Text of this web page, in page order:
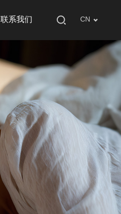
CN
联系我们